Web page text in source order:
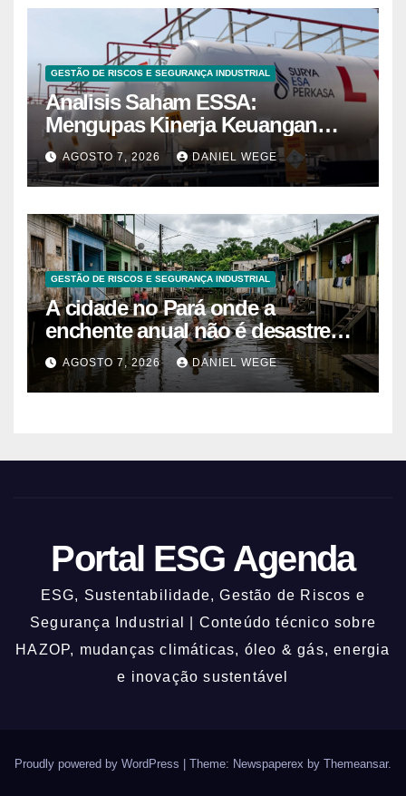
GESTÃO DE RISCOS E SEGURANÇA INDUSTRIAL
Analisis Saham ESSA:
Mengupas Kinerja Keuangan
ESSA Semester I 2026
AGOSTO 7, 2026 DANIEL WEGE
GESTÃO DE RISCOS E SEGURANÇA INDUSTRIAL
A cidade no Pará onde a
enchente anual não é desastre
mas calendário, as casas são
projetadas com o primeiro andar
descartável, o comércio sobe as
constrói nessa lógica há 40 anos
precisa ser quebrado
AGOSTO 7, 2026 DANIEL WEGE
Portal ESG Agenda
ESG, Sustentabilidade, Gestão de Riscos e
Segurança Industrial | Conteúdo técnico sobre
HAZOP, mudanças climáticas, óleo & gás, energia
e inovação sustentável
Proudly powered by WordPress | Theme: Newspaperex by Themeansar.